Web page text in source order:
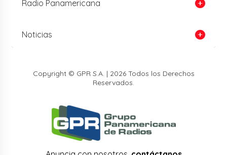
Radio Panamericana
Noticias
Copyright © GPR S.A. | 2026 Todos los Derechos
Reservados.